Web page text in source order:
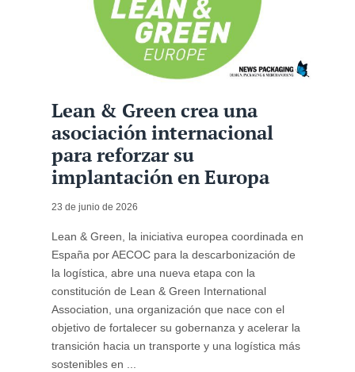
Lean & Green crea una
asociación internacional
para reforzar su
implantación en Europa
23 de junio de 2026
Lean & Green, la iniciativa europea coordinada en
España por AECOC para la descarbonización de
la logística, abre una nueva etapa con la
constitución de Lean & Green International
Association, una organización que nace con el
objetivo de fortalecer su gobernanza y acelerar la
transición hacia un transporte y una logística más
sostenibles en ...